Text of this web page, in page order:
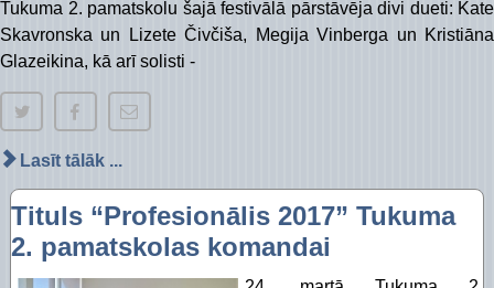
Piekļūstamības paziņojums Izglītības pārvalde
Digitālās plaisas mazināšana sociāli
STEM un pilsoniskā līdzdalība
Tukuma 2. pamatskolu šajā festivālā pārstāvēja divi dueti: Kate
Skavronska un Lizete Čivčiša, Megija Vinberga un Kristiāna
Glazeikina, kā arī solisti -
Lasīt tālāk ...
Tituls “Profesionālis 2017” Tukuma
2. pamatskolas komandai